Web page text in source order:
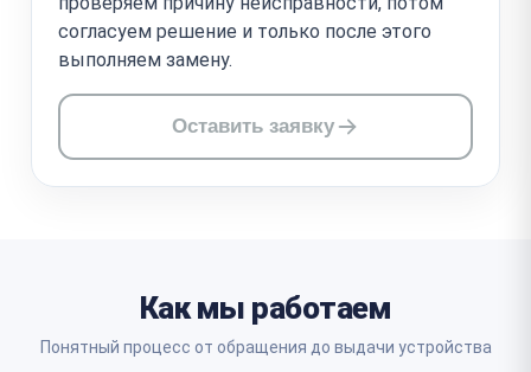
согласуем решение и только после этого
выполняем замену.
Оставить заявку
Как мы работаем
Понятный процесс от обращения до выдачи устройства